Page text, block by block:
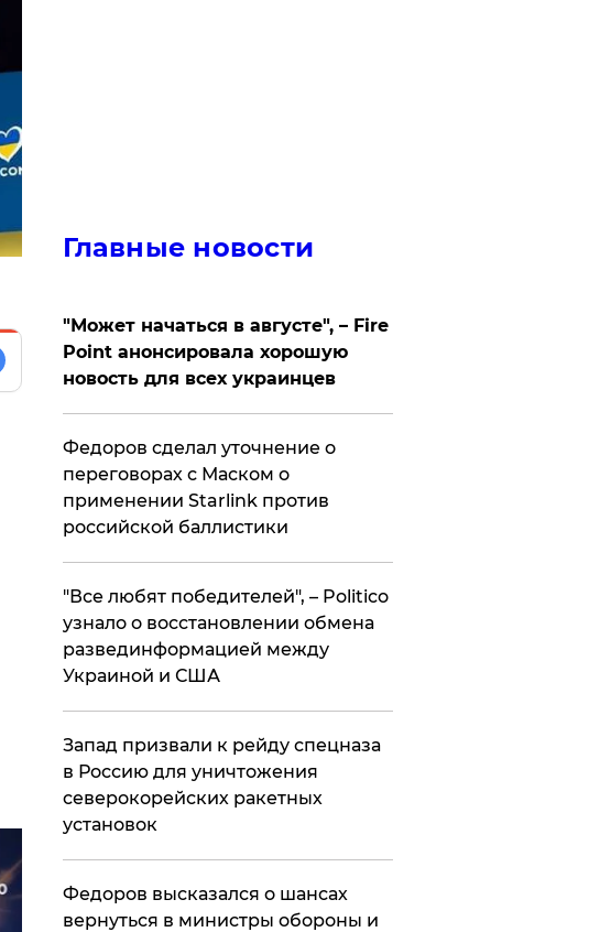
Главные новости
"Может начаться в августе", – Fire
Point анонсировала хорошую
новость для всех украинцев
Федоров сделал уточнение о
переговорах с Маском о
применении Starlink против
российской баллистики
​"Все любят победителей", – Politico
узнало о восстановлении обмена
развединформацией между
Украиной и США
Запад призвали к рейду спецназа
в Россию для уничтожения
северокорейских ракетных
установок
Федоров высказался о шансах
вернуться в министры обороны и